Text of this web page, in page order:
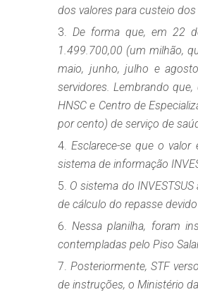
dos valores para custeio
De forma que, em 22
1.499.700,00 (um milhão,
maio, junho, julho e
servidores. Lembrando
HNSC e Centro de
por cento) de serviço de
Esclarece-se que o
sistema de informação
O sistema do
de cálculo do repasse
Nessa planilha, foram
contempladas pelo Piso
Posteriormente, STF
de instruções, o Ministério